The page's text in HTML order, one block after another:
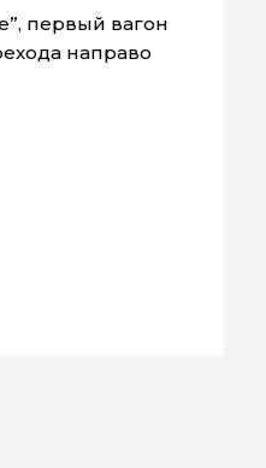
первый вагон
направо